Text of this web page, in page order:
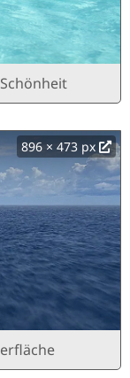
896 × 473 px